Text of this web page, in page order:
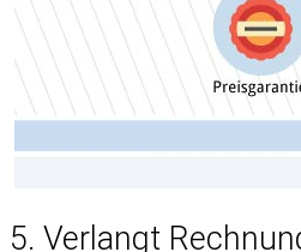
5. Verlangt